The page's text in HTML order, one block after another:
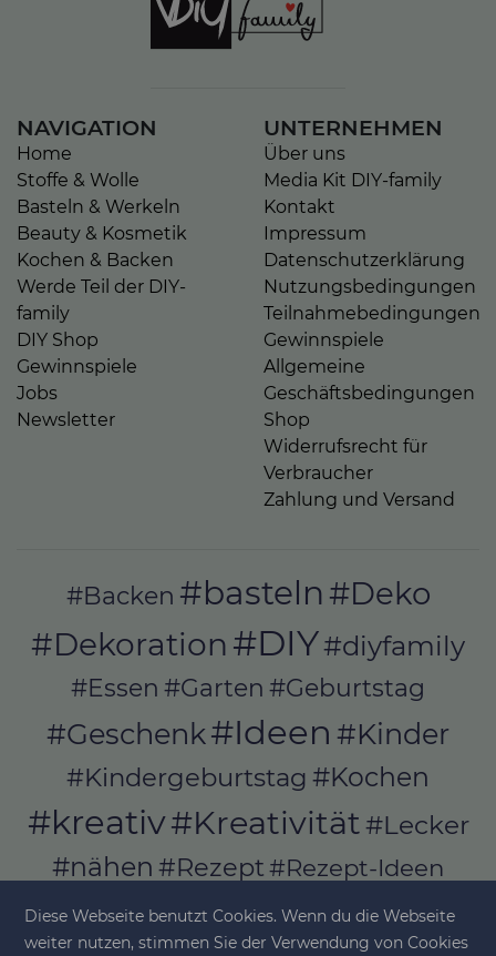
NAVIGATION
Home
Stoffe & Wolle
Basteln & Werkeln
Beauty & Kosmetik
Kochen & Backen
Werde Teil der DIY-
family
DIY Shop
Gewinnspiele
Jobs
Newsletter
UNTERNEHMEN
Über uns
Media Kit DIY-family
Kontakt
Impressum
Datenschutzerklärung
Nutzungsbedingungen
Teilnahmebedingungen
Gewinnspiele
Allgemeine
Geschäftsbedingungen
Shop
Widerrufsrecht für
Verbraucher
Zahlung und Versand
#Backen #basteln #Deko
#Dekoration #DIY#diyfamily
#Essen #Garten #Geburtstag
#Geschenk#Ideen #Kinder
#Kindergeburtstag #Kochen
#kreativ#Kreativität#Lecker
#nähen #Rezept#Rezept-Ideen
#Rezepte#selber_bauen
Diese Webseite benutzt Cookies. Wenn du die Webseite
weiter nutzen, stimmen Sie der Verwendung von Cookies